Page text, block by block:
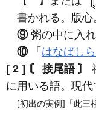
書かれる。版心
⑨粥の中に入れ
⑩「 はなばしら
[ 2 ] 〘 接尾語 〙
に用いる語。現代
[初出の実例]「此三